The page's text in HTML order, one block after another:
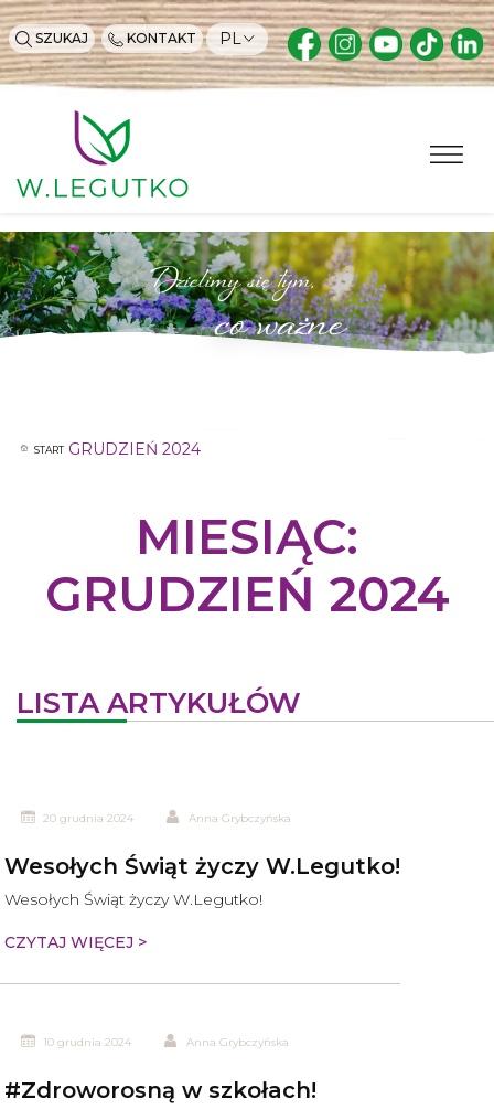
SZUKAJ KONTAKT PL
Dzielimy się tym,
co ważne
START GRUDZIEŃ 2024
MIESIĄC:
GRUDZIEŃ 2024
LISTA ARTYKUŁÓW
20 grudnia 2024 Anna Grybczyńska
Wesołych Świąt życzy W.Legutko!
Wesołych Świąt życzy W.Legutko!
CZYTAJ WIĘCEJ >
10 grudnia 2024 Anna Grybczyńska
#Zdroworosną w szkołach!